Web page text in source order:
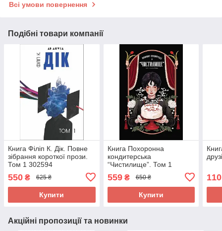
Всі умови повернення
Подібні товари компанії
Книга Філіп К. Дік. Повне
зібрання короткої прози.
Том 1 302594
550 ₴ 625 ₴
Купити
Книга Похоронна
кондитерська
“Чистилище”. Том 1
559₴ 650 ₴
Купити
110
Акційні пропозиції та новинки